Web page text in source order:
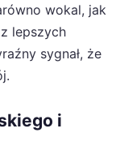
wokal, jak
lepszych
sygnał, że
i